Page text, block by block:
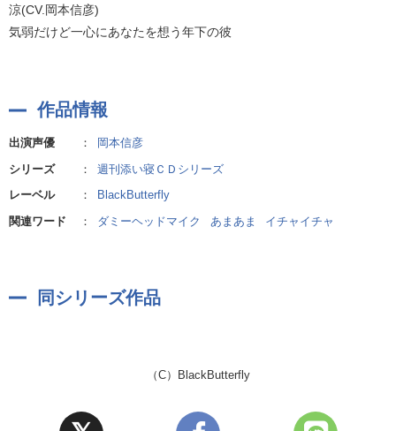
涼(CV.岡本信彦)
気弱だけど一心にあなたを想う年下の彼
作品情報
出演声優 ：
岡本信彦
シリーズ
：
週刊添い寝ＣＤシリーズ
レーベル
：
BlackButterfly
関連ワード
： ダミーヘッドマイク あまあま イチャイチャ
同シリーズ作品
（C）BlackButterfly